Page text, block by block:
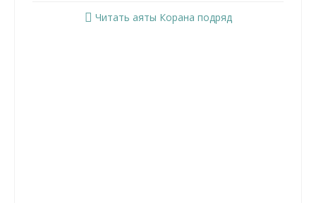
Читать аяты Корана подряд